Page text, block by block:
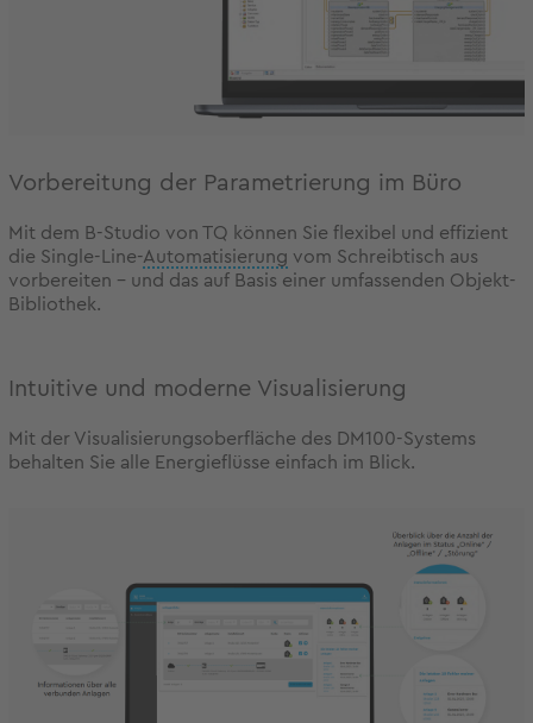
Vorbereitung der Parametrierung im Büro
Mit dem B-Studio von TQ können Sie flexibel und effizient
die Single-Line-Automatisierung vom Schreibtisch aus
vorbereiten – und das auf Basis einer umfassenden Objekt-
Bibliothek.
Intuitive und moderne Visualisierung
Mit der Visualisierungsoberfläche des DM100-Systems
behalten Sie alle Energieflüsse einfach im Blick.